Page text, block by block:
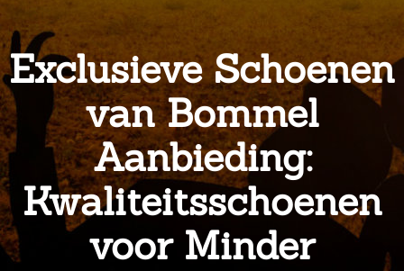
Exclusieve Schoenen
van Bommel
Aanbieding:
Kwaliteitsschoenen
voor Minder